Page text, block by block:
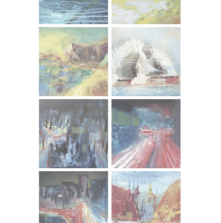
reprezentativnog portreta, općenito sukob potonjeg s
intimnim, područje je zanimanja slikarove evokacije.
Reprezentativni portret podrazumijeva masku na koju
gledamo nametnutim očima, dok karakterna provokacija
traži nešto više. Udaljenost odnosno blizina ovih dviju
struja potiče na rasudbu samog promatrača, čime on,
postaje dio Portreta, postaje treće lice u priči. Sudeći
prema rečenome, kontekst Portreta počiva na
reprezentativnoj šabloni, koja ponavljanjem postaje
proizvod, subjekt bez lica. Razvoj šablonskog materijala u
osobnost ličnosti neprijeporno predstavlja dug put
upoznavanja i prepoznavanja Osobe – Portreta.
Svaki dan objedinjuje nove i/ili stare susrete, nove i/ili
poznate portrete koji, (ne)slučajno otkrivaju svoja lica - a
mi, uočavamo li, i koliko uočavamo njihovu intimnu
kompleksnost pored vlastitog zaokupljanja stvarnošću,
banalnošću i bezdušjem.